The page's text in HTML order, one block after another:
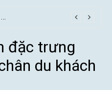
Du lịch Sri Lanka – Bật mí nên đi mùa nào đẹp
đặc trưng
du khách